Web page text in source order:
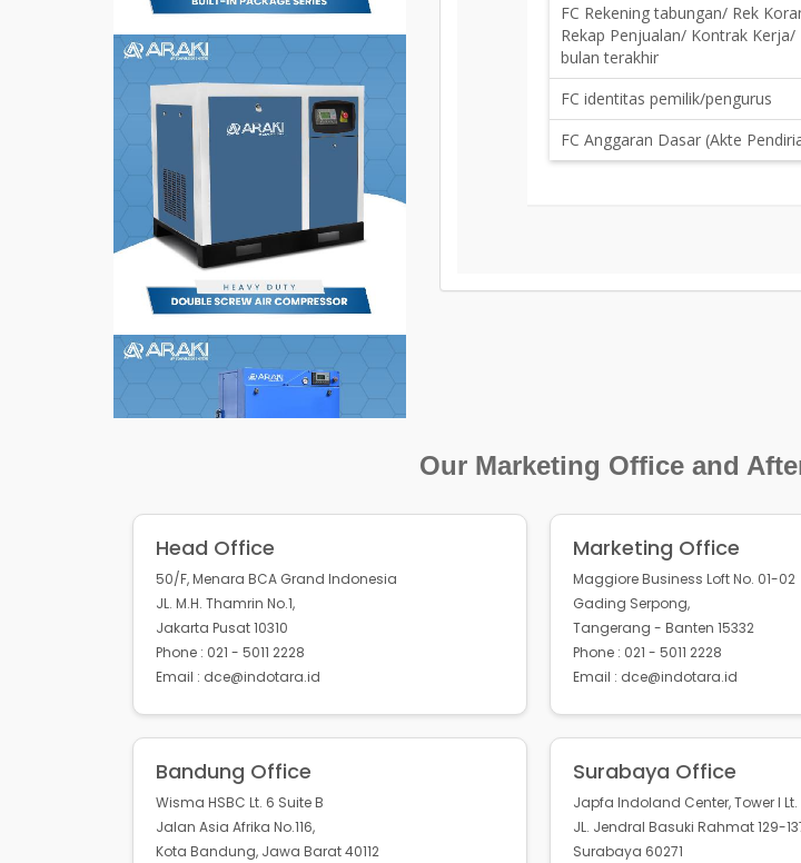
FC Rekening tabungan/ Rek
Rekap Penjualan/ Kontrak
bulan terakhir
FC identitas pemilik/pengurus
FC Anggaran Dasar (Akte
Our Marketing Office and
Head Office
50/F, Menara BCA Grand Indonesia
JL. M.H. Thamrin No.1,
Jakarta Pusat 10310
Phone : 021 - 5011 2228
Email : dce@indotara.id
Marketing Office
Maggiore Business Loft No. 01-02
Gading Serpong,
Tangerang - Banten 15332
Phone : 021 - 5011 2228
Email : dce@indotara.id
Bandung Office
Wisma HSBC Lt. 6 Suite B
Jalan Asia Afrika No.116,
Kota Bandung, Jawa Barat 40112
Surabaya Office
Japfa Indoland Center, Tower I Lt.
JL. Jendral Basuki Rahmat 129-
Surabaya 60271